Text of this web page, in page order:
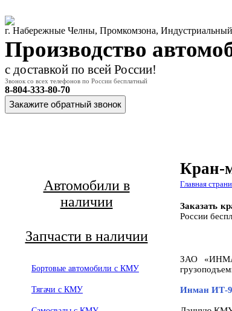
г. Набережные Челны, Промкомзона,
Производство
с доставкой по всей России!
Звонок со всех телефонов по России бесплатный
8-804-333-80-70
Автомобили в
наличии
Запчасти в наличии
Бортовые автомобили с КМУ
Тягачи с КМУ
Кран-
Главная
Заказать
России
ЗАО
Инман ИТ-